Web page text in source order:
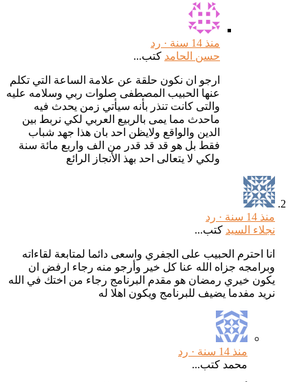
رد
حسن الحامد كتب...
ارجو ان نكون حلقة عن علامة الساعة التي تكلم
عنها الحبيب المصطفى صلوات ربي وسلامه عليه
والتى كانت تنذر بأنه سيأتي زمن يحدث فيه
ماحدث مما يمى بالربيع العربي لكي نربط بين
الدين والواقع ولايظن احد بان هذا جهد شباب
فقط بل هو قد قد قدر من الف واربع مائة سنة
ولكي لا يتعالى احد بهذ الأنجاز الرائع
رد
نجلاء السيد كتب...
انا احترم الحبيب على الجفري واسعى دائما لمتابعة لقاءاته
وبرامجه جزاه الله عنا كل خير وأرجو منه رجاء ارفض ان
يكون خيري رمضان هو مقدم البرنامج رجاء من اختك في الله
نريد مفدما يضيف للبرنامج ويكون اهلا له
رد
محمد كتب...